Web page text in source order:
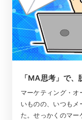
「MA思考」で、
マーケティング・
いものの、いつも
た。せっかくのマ